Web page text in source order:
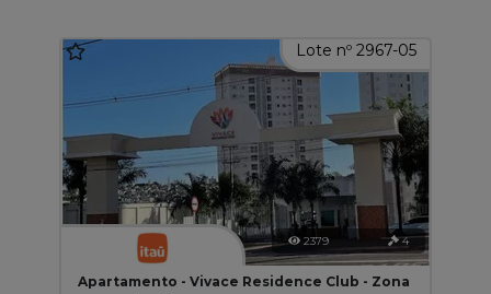
Lote nº 2967-05
2379 4
Apartamento - Vivace Residence Club - Zona